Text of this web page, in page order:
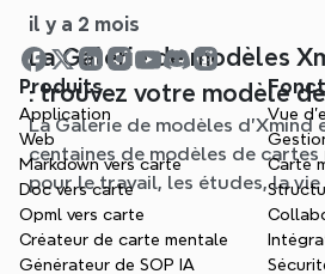
il y a 2 mois
La Galerie de modèles
: trouvez votre modèle
pour chaque situation
La Galerie de modèles d'Xmind
centaines de modèles de
pour le travail, les études, la vie
encore. Trouvez le point de
la page blanche.
Produits
Application
Web
Markdown vers carte
Doc vers carte
Opml vers carte
Créateur de carte mentale
Générateur de SOP IA
Vue
Carte